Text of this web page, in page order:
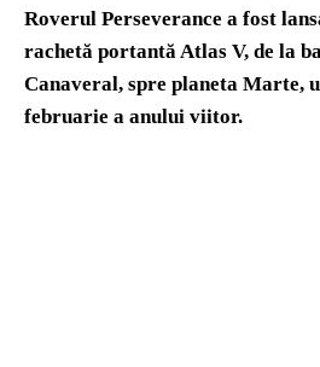
Roverul Perseverance a fost
rachetă portantă Atlas V, de la
Canaveral, spre planeta Marte,
februarie a anului viitor.